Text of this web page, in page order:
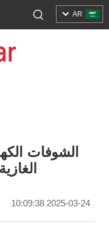
AR
الشوفات
2025-03-24 10:09:38